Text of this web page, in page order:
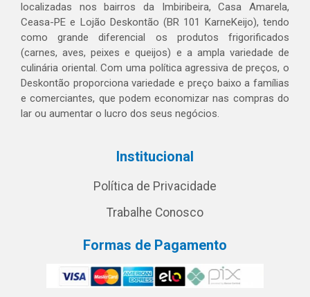
localizadas nos bairros da Imbiribeira, Casa Amarela,
Ceasa-PE e Lojão Deskontão (BR 101 KarneKeijo), tendo
como grande diferencial os produtos frigorificados
(carnes, aves, peixes e queijos) e a ampla variedade de
culinária oriental. Com uma política agressiva de preços, o
Deskontão proporciona variedade e preço baixo a famílias
e comerciantes, que podem economizar nas compras do
lar ou aumentar o lucro dos seus negócios.
Institucional
Política de Privacidade
Trabalhe Conosco
Formas de Pagamento